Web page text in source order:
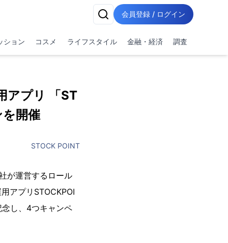
会員登録 / ログイン
ション コスメ ライフスタイル 金融・経済 調査
アプリ 「ST
開催
STOCK POINT
が運営するロール
アプリSTOCKPOI
し、4つキャンペ